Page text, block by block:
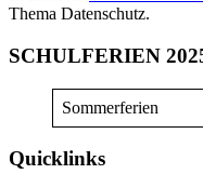
Thema Datenschutz.
SCHULFERIEN
Sommerferien
Quicklinks